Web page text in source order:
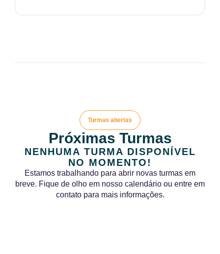
Turmas abertas
Próximas Turmas
NENHUMA TURMA DISPONÍVEL
NO MOMENTO!
Estamos trabalhando para abrir novas turmas em
breve. Fique de olho em nosso calendário ou entre em
contato para mais informações.